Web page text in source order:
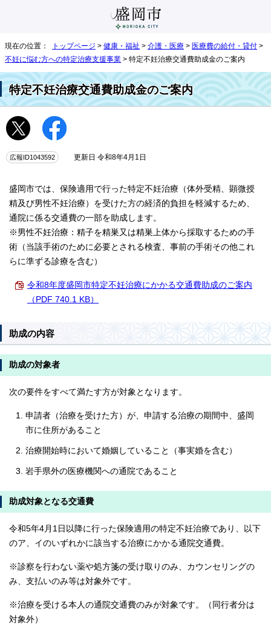
現在の位置： トップページ > 健康・福祉 > 介護・医療 > 医療費の給付・貸付 >
不妊に悩む方への特定治療支援事業 > 特定不妊治療交通費助成金のご案内
特定不妊治療交通費助成金のご案内
広報ID1043592 更新日 令和8年4月1日
盛岡市では、保険適用で行った特定不妊治療（体外受精、顕微授
精及び男性不妊治療）を受けた方の経済的負担を軽減するため、
通院に係る交通費の一部を助成します。
※男性不妊治療：精子を精巣又は精巣上体から採取するための手
術（当該手術のために必要とされる検査、事前の手術その他これ
らに準ずる診療を含む）
令和8年度盛岡市特定不妊治療にかかる交通費助成のご案内
（PDF 740.1 KB）
助成の内容
助成の対象者
次の要件をすべて満たす方が対象となります。
申請者（治療を受けた方）が、申請する治療の期間中、盛岡
市に住所があること
治療開始時において婚姻していること（事実婚を含む）
岩手県外の医療機関への通院であること
助成対象となる交通費
令和5年4月1日以降に行った保険適用の特定不妊治療であり、以下
のア、イのいずれかに該当する治療にかかる通院交通費。
※診察を行わない薬や処方箋の受け取りのみ、カウンセリングの
み、支払いのみ等は対象外です。
※治療を受ける本人の通院交通費のみが対象です。（同行者分は
対象外）